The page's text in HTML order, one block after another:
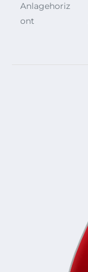
Anlagehoriz
ont